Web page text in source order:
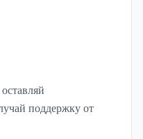
поддержку от